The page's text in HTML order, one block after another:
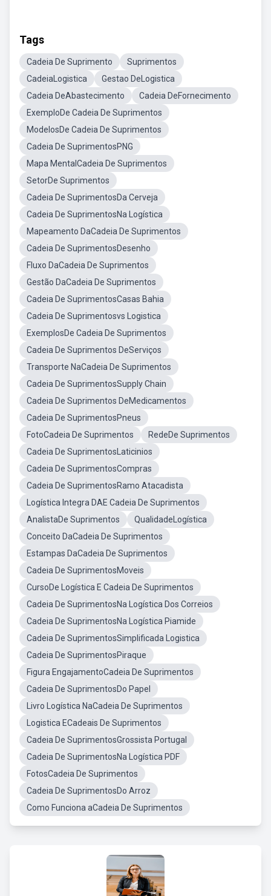
Tags
Cadeia De Suprimento
Suprimentos
CadeiaLogistica
Gestao DeLogistica
Cadeia DeAbastecimento
Cadeia DeFornecimento
ExemploDe Cadeia De Suprimentos
ModelosDe Cadeia De Suprimentos
Cadeia De SuprimentosPNG
Mapa MentalCadeia De Suprimentos
SetorDe Suprimentos
Cadeia De SuprimentosDa Cerveja
Cadeia De SuprimentosNa Logística
Mapeamento DaCadeia De Suprimentos
Cadeia De SuprimentosDesenho
Fluxo DaCadeia De Suprimentos
Gestão DaCadeia De Suprimentos
Cadeia De SuprimentosCasas Bahia
Cadeia De Suprimentosvs Logistica
ExemplosDe Cadeia De Suprimentos
Cadeia De Suprimentos DeServiços
Transporte NaCadeia De Suprimentos
Cadeia De SuprimentosSupply Chain
Cadeia De Suprimentos DeMedicamentos
Cadeia De SuprimentosPneus
FotoCadeia De Suprimentos
RedeDe Suprimentos
Cadeia De SuprimentosLaticinios
Cadeia De SuprimentosCompras
Cadeia De SuprimentosRamo Atacadista
Logística Integra DAE Cadeia De Suprimentos
AnalistaDe Suprimentos
QualidadeLogística
Conceito DaCadeia De Suprimentos
Estampas DaCadeia De Suprimentos
Cadeia De SuprimentosMoveis
CursoDe Logística E Cadeia De Suprimentos
Cadeia De SuprimentosNa Logística Dos Correios
Cadeia De SuprimentosNa Logística Piamide
Cadeia De SuprimentosSimplificada Logistica
Cadeia De SuprimentosPiraque
Figura EngajamentoCadeia De Suprimentos
Cadeia De SuprimentosDo Papel
Livro Logística NaCadeia De Suprimentos
Logistica ECadeais De Suprimentos
Cadeia De SuprimentosGrossista Portugal
Cadeia De SuprimentosNa Logística PDF
FotosCadeia De Suprimentos
Cadeia De SuprimentosDo Arroz
Como Funciona aCadeia De Suprimentos